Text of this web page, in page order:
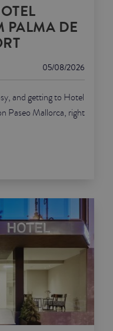
PALMA DE
05/08/2026
and getting to Hotel
Paseo Mallorca, right